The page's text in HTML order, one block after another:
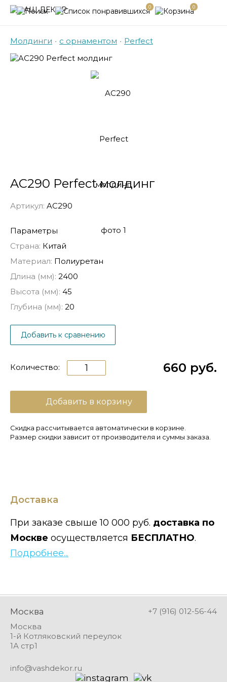
0 0
Молдинги • с орнаментом • Perfect
AC290 Perfect молдинг
Артикул: AC290
Параметры
Страна: Китай
Материал: Полиуретан
Длина (мм): 2400
Высота (мм): 45
Глубина (мм): 20
Добавить к сравнению
660 руб.
Количество:
Добавить в корзину
Скидка рассчитывается автоматически в корзине.
Размер скидки зависит от производителя и суммы заказа.
Доставка
При заказе свыше 10 000 руб. доставка по
Москве осуществляется БЕСПЛАТНО.
Подробнее...
Москва
+7 (916) 012-56-44
Москва
1-й Котляковский переулок
1А стр1
info@vashdekor.ru